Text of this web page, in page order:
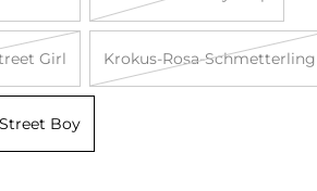
Girl Krokus-Rosa-Schmetterling
Boy